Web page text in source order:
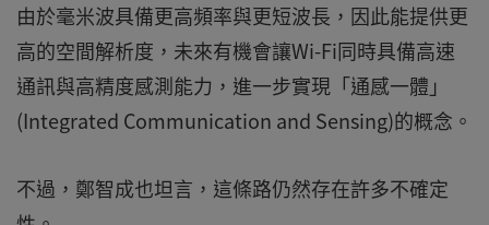
由於毫米波具備更高頻率與更短波長，因此能提供更
高的空間解析度，未來有機會讓Wi-Fi同時具備高速
通訊與高精度感測能力，進一步實現「通感一體」
(Integrated Communication and Sensing)的概念。
不過，鄭智成也坦言，這條路仍然存在許多不確定